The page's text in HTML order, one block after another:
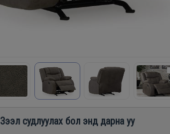
Зээл судлуулах бол энд дарна уу